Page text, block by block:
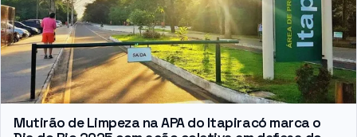
Mutirão de Limpeza na APA do Itapiracó marca o